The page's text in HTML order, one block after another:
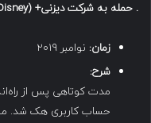
. حمله به شرکت دیزنی+ (Disney+)
زمان: نوامبر ۲۰۱۹
شرح:
مدت کوتاهی پس از
حساب کاربری هک شد.